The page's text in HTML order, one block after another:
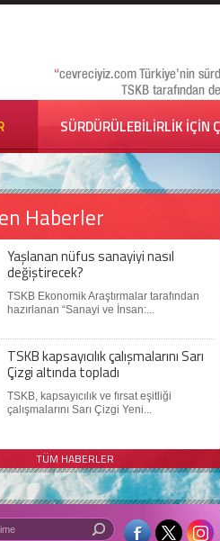
SÜRDÜRÜLEBİLİRLİK İÇİN
Haberler
Yaşlanan nüfus sanayiyi nasıl
değiştirecek?
TSKB Ekonomik Araştırmalar tarafından
hazırlanan “Sanayi ve İnsan:...
TSKB kapsayıcılık çalışmalarını Sarı
Çizgi altında topladı
TSKB, kapsayıcılık ve fırsat eşitliği
çalışmalarını Sarı Çizgi Yeni...
TÜM HABERLER